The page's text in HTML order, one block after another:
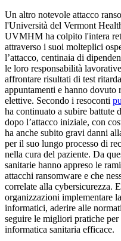
Un altro notevole attacco
l'Università del Vermont
UVMHM ha colpito l'intera
attraverso i suoi molteplici
l’attacco, centinaia di
le loro responsabilità
affrontare risultati di test
appuntamenti e hanno dovuto
elettive. Secondo i resoconti
ha continuato a subire battute
dopo l’attacco iniziale, con
ha anche subito gravi danni
per il suo lungo processo di
nella cura del paziente. Da
sanitarie hanno appreso le
attacchi ransomware e che
correlate alla cybersicurezza.
organizzazioni implementare
informatici, aderire alle
seguire le migliori pratiche per
informatica sanitaria efficace.